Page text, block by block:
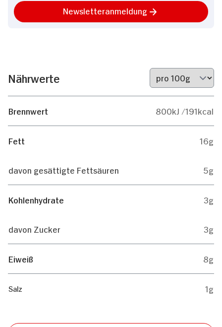
Newsletteranmeldung
Nährwerte
Brennwert 800kJ /191kcal
Fett 16g
davon gesättigte Fettsäuren 5g
Kohlenhydrate 3g
davon Zucker 3g
Eiweiß 8g
Salz 1g